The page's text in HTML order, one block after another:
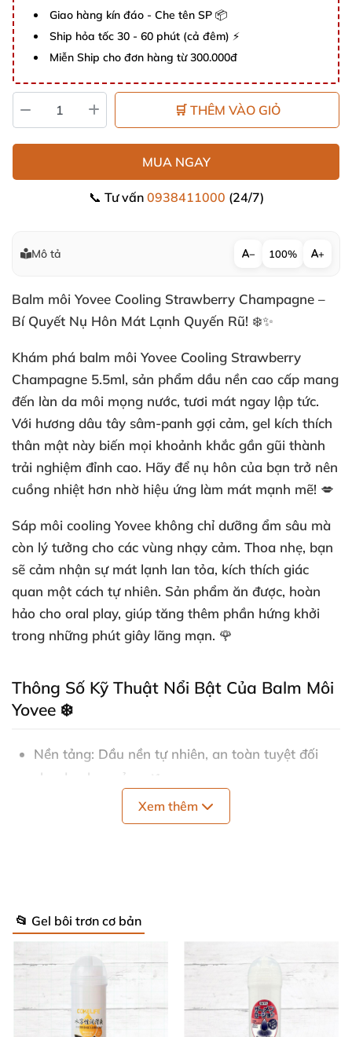
Giao hàng kín đáo - Che tên SP 📦
Ship hỏa tốc 30 - 60 phút (cả đêm) ⚡
Miễn Ship cho đơn hàng từ 300.000đ
🛒 THÊM VÀO GIỎ
MUA NGAY
📞 Tư vấn 0938411000 (24/7)
Mô tả − 100% +
Balm môi Yovee Cooling Strawberry Champagne –
Bí Quyết Nụ Hôn Mát Lạnh Quyến Rũ! ❄️✨
Khám phá balm môi Yovee Cooling Strawberry
Champagne 5.5ml, sản phẩm dầu nền cao cấp mang
đến làn da môi mọng nước, tươi mát ngay lập tức.
Với hương dâu tây sâm-panh gợi cảm, gel kích thích
thân mật này biến mọi khoảnh khắc gần gũi thành
trải nghiệm đỉnh cao. Hãy để nụ hôn của bạn trở nên
cuồng nhiệt hơn nhờ hiệu ứng làm mát mạnh mẽ! 💋
Sáp môi cooling Yovee không chỉ dưỡng ẩm sâu mà
còn lý tưởng cho các vùng nhạy cảm. Thoa nhẹ, bạn
sẽ cảm nhận sự mát lạnh lan tỏa, kích thích giác
quan một cách tự nhiên. Sản phẩm ăn được, hoàn
hảo cho oral play, giúp tăng thêm phần hứng khởi
trong những phút giây lãng mạn. 🌹
Thông Số Kỹ Thuật Nổi Bật Của Balm Môi
Yovee ❄️
Nền tảng: Dầu nền tự nhiên, an toàn tuyệt đối
cho da nhạy cảm. 🌿
: 5.5 ml – Nhỏ gọn, dễ dàng mang theo
Màu sắc: Trong suốt kèm lấp lánh vi mô, tạo hiệu
ứng môi căng mọng quyến rũ. ✨
Hiệu ứng chính
: Dưỡng ẩm sâu, làm mát tức thì,
giữ mềm mịn lâu dài. ❄️
Xem thêm
📂 Gel bôi trơn cơ bản